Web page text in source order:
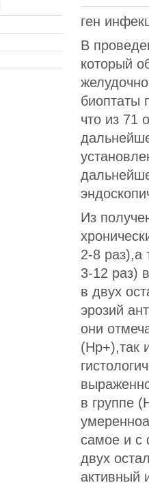
ген
В
который
биоптаты
что из 71
Из
2-8 раз),а
3-12 раз)
в двух
эрозий
они
(Нр+),так
в группе
самое и с
двух
активный